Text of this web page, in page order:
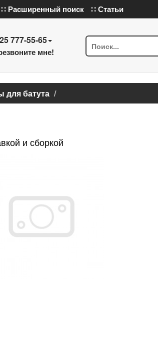
∷ Расширенный поиск ∷ Статьи
777-55-65
мне!
для батута
и сборкой